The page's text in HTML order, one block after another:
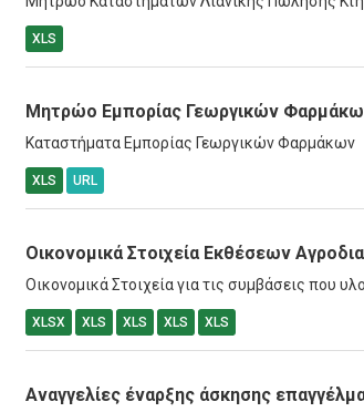
XLS
Μητρώο Εμπορίας Γεωργικών
Καταστήματα Εμπορίας Γεωργικών Φαρμάκων
XLS URL
Οικονομικά Στοιχεία Εκθέσεων
Οικονομικά Στοιχεία για τις συμβάσεις που
XLSX XLS XLS XLS XLS
Αναγγελίες έναρξης άσκησης